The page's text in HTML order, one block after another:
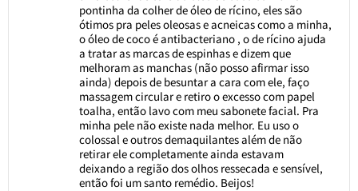
pontinha da colher de óleo de rícino, eles são
ótimos pra peles oleosas e acneicas como a minha,
o óleo de coco é antibacteriano , o de rícino ajuda
a tratar as marcas de espinhas e dizem que
melhoram as manchas (não posso afirmar isso
ainda) depois de besuntar a cara com ele, faço
massagem circular e retiro o excesso com papel
toalha, então lavo com meu sabonete facial. Pra
minha pele não existe nada melhor. Eu uso o
colossal e outros demaquilantes além de não
retirar ele completamente ainda estavam
deixando a região dos olhos ressecada e sensível,
então foi um santo remédio. Beijos!